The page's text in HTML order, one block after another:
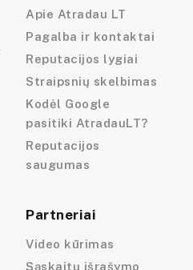
Apie Atradau LT
Pagalba ir kontaktai
Reputacijos lygiai
Straipsnių skelbimas
Kodėl Google
pasitiki AtradauLT?
Reputacijos
saugumas
Partneriai
Video kūrimas
Sąskaitų išrašymo